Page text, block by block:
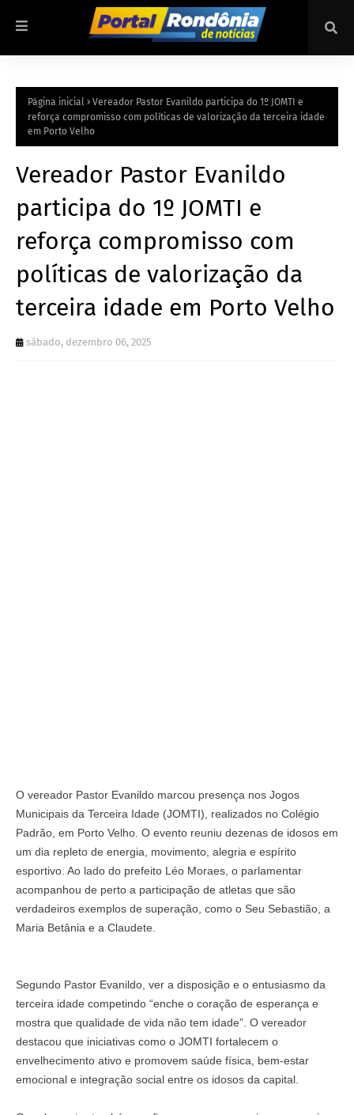
Página inicial
Vereador Pastor Evanildo participa do 1º JOMTI e
reforça compromisso com políticas de valorização da terceira idade
em Porto Velho
Vereador Pastor Evanildo
participa do 1º JOMTI e
reforça compromisso com
políticas de valorização da
terceira idade em Porto Velho
sábado, dezembro 06, 2025
O vereador Pastor Evanildo marcou presença nos Jogos
Municipais da Terceira Idade (JOMTI), realizados no Colégio
Padrão, em Porto Velho. O evento reuniu dezenas de idosos em
um dia repleto de energia, movimento, alegria e espírito
esportivo. Ao lado do prefeito Léo Moraes, o parlamentar
acompanhou de perto a participação de atletas que são
verdadeiros exemplos de superação, como o Seu Sebastião, a
Maria Betânia e a Claudete.
Segundo Pastor Evanildo, ver a disposição e o entusiasmo da
terceira idade competindo “enche o coração de esperança e
mostra que qualidade de vida não tem idade”. O vereador
destacou que iniciativas como o JOMTI fortalecem o
envelhecimento ativo e promovem saúde física, bem-estar
emocional e integração social entre os idosos da capital.